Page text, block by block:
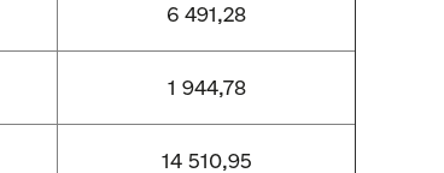
6 491,28
1 944,78
14 510,95